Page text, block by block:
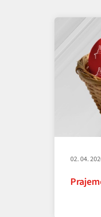
02. 04.